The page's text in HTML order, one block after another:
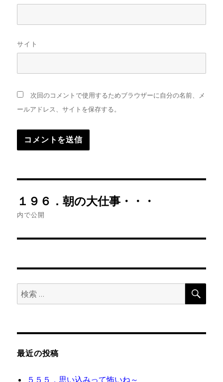
サイト
次回のコメントで使用するためブラウザーに自分の名前、メ
ールアドレス、サイトを保存する。
稿
ゲ
ー
ョ
ン
１９６．朝の大仕事・・・
内で公開
検
索:
検
最近の投稿
５５５．思い込みって怖いね～